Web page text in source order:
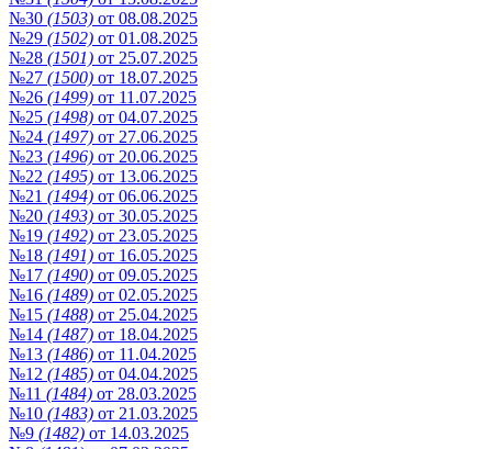
№30 (1503) от 08.08.2025
№29 (1502) от 01.08.2025
№28 (1501) от 25.07.2025
№27 (1500) от 18.07.2025
№26 (1499) от 11.07.2025
№25 (1498) от 04.07.2025
№24 (1497) от 27.06.2025
№23 (1496) от 20.06.2025
№22 (1495) от 13.06.2025
№21 (1494) от 06.06.2025
№20 (1493) от 30.05.2025
№19 (1492) от 23.05.2025
№18 (1491) от 16.05.2025
№17 (1490) от 09.05.2025
№16 (1489) от 02.05.2025
№15 (1488) от 25.04.2025
№14 (1487) от 18.04.2025
№13 (1486) от 11.04.2025
№12 (1485) от 04.04.2025
№11 (1484) от 28.03.2025
№10 (1483) от 21.03.2025
№9 (1482) от 14.03.2025